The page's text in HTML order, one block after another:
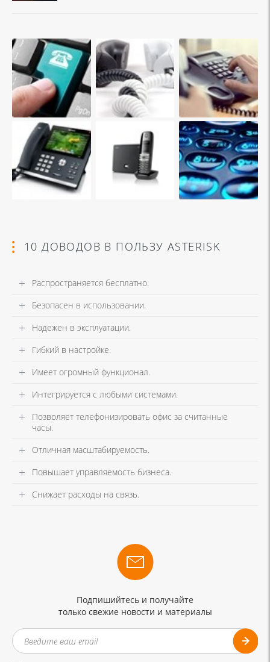
10 ДОВОДОВ В ПОЛЬЗУ ASTERISK
Распространяется бесплатно.
Безопасен в использовании.
Надежен в эксплуатации.
Гибкий в настройке.
Имеет огромный функционал.
Интегрируется с любыми системами.
Позволяет телефонизировать офис за считанные
часы.
Отличная масштабируемость.
Повышает управляемость бизнеса.
Снижает расходы на связь.
Подпишийтесь и получайте
только свежие новости и материалы